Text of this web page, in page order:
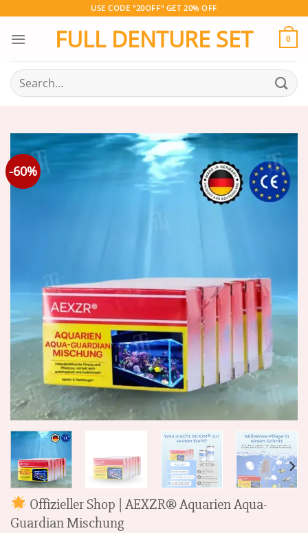
content
USE CODE "20OFF" GET 20% OFF
FULL DENTURE SET 0
Search
for:
-60%
Offizieller Shop | AEXZR® Aquarien Aqua-
Guardian Mischung